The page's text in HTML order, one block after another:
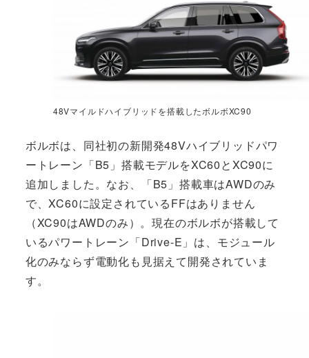
48Vマイルドハイブリッドを搭載したボルボXC90
ボルボは、同社初の新開発48Vハイブリッドパワ
ートレーン「B5」搭載モデルをXC60とXC90に
追加しました。なお、「B5」搭載車はAWDのみ
で、XC60に設定されているFFはありません
（XC90はAWDのみ）。現在のボルボが搭載して
いるパワートレーン「Drive-E」は、モジュール
化のみならず電動化も見据えて開発されていま
す。